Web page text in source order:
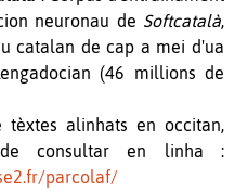
neuronau de Softcatalà,
catalan de cap a mei d'ua
(46 millions de
tèxtes alinhats en occitan,
consultar en linha :
parcolaf/